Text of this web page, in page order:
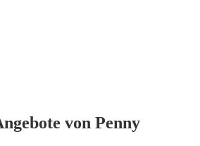
von Penny